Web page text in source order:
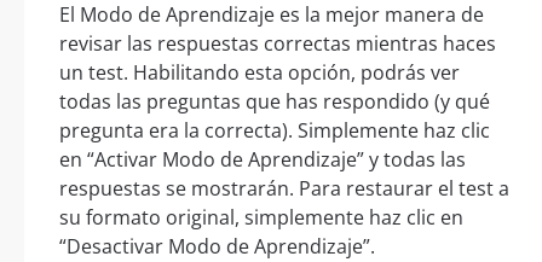
El Modo de Aprendizaje es la mejor manera de
revisar las respuestas correctas mientras haces
un test. Habilitando esta opción, podrás ver
todas las preguntas que has respondido (y qué
pregunta era la correcta). Simplemente haz clic
en “Activar Modo de Aprendizaje” y todas las
respuestas se mostrarán. Para restaurar el test a
su formato original, simplemente haz clic en
“Desactivar Modo de Aprendizaje”.